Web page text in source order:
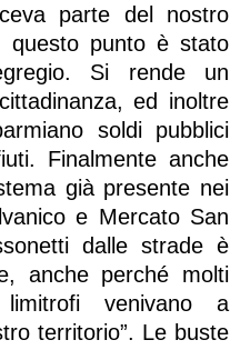
parte del nostro
questo punto è stato
Si rende un
ed inoltre
soldi pubblici
Finalmente anche
già presente nei
e Mercato San
dalle strade è
anche perché molti
venivano a
territorio”. Le buste